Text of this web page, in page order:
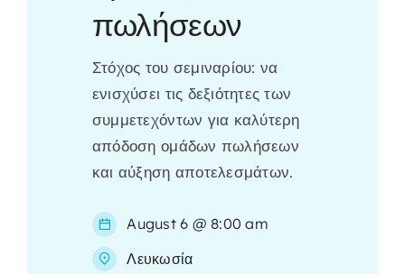
πωλήσεων
Στόχος του σεμιναρίου: να
ενισχύσει τις δεξιότητες των
συμμετεχόντων για καλύτερη
απόδοση ομάδων πωλήσεων
και αύξηση αποτελεσμάτων.
August 6 @ 8:00 am
Λευκωσία